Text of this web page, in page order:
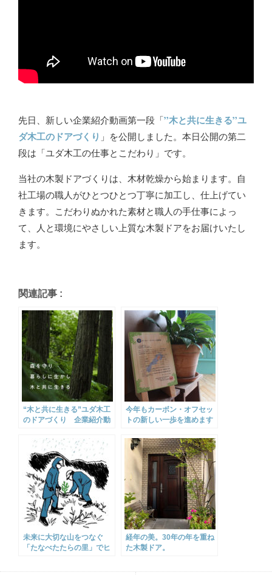
先日、新しい企業紹介動画第一段「”木と共に生きる”ユ
ダ木工のドアづくり 」を公開しました。本日公開の第二
段は「ユダ木工の仕事とこだわり」です。
当社の木製ドアづくりは、木材乾燥から始まります。自
社工場の職人がひとつひとつ丁寧に加工し、仕上げてい
きます。こだわりぬかれた素材と職人の手仕事によっ
て、人と環境にやさしい上質な木製ドアをお届けいたし
ます。
関連記事 :
“木と共に生きる”ユダ木工
のドアづくり 企業紹介動
今年もカーボン・オフセッ
トの新しい一歩を進めます
未来に大切な山をつなぐ
「たなべたたらの里」でヒ
経年の美。30年の年を重ね
た木製ドア。